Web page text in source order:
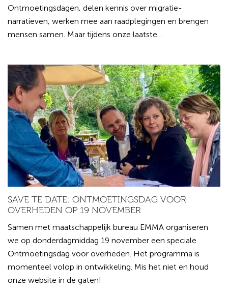
Ontmoetingsdagen, delen kennis over migratie-
narratieven, werken mee aan raadplegingen en brengen
mensen samen. Maar tijdens onze laatste…
SAVE TE DATE: ONTMOETINGSDAG VOOR
OVERHEDEN OP 19 NOVEMBER
Samen met maatschappelijk bureau EMMA organiseren
we op donderdagmiddag 19 november een speciale
Ontmoetingsdag voor overheden. Het programma is
momenteel volop in ontwikkeling. Mis het niet en houd
onze website in de gaten!